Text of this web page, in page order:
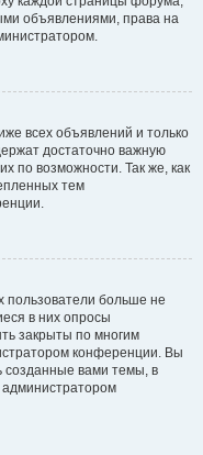
объявлениями, права на
всех объявлений и только
достаточно важную
по возможности. Так же, как
тем
больше не
в них опросы
закрыты по многим
конференции. Вы
созданные вами темы, в
администратором